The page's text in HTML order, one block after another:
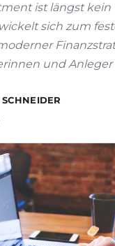
ist längst kein
sich zum
und Anleger